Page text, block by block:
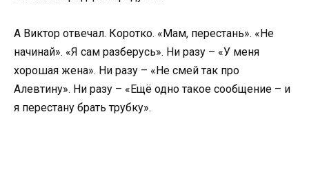
А Виктор отвечал. Коротко. «Мам, перестань». «Не
начинай». «Я сам разберусь». Ни разу – «У меня
хорошая жена». Ни разу – «Не смей так про
Алевтину». Ни разу – «Ещё одно такое сообщение – и
я перестану брать трубку».